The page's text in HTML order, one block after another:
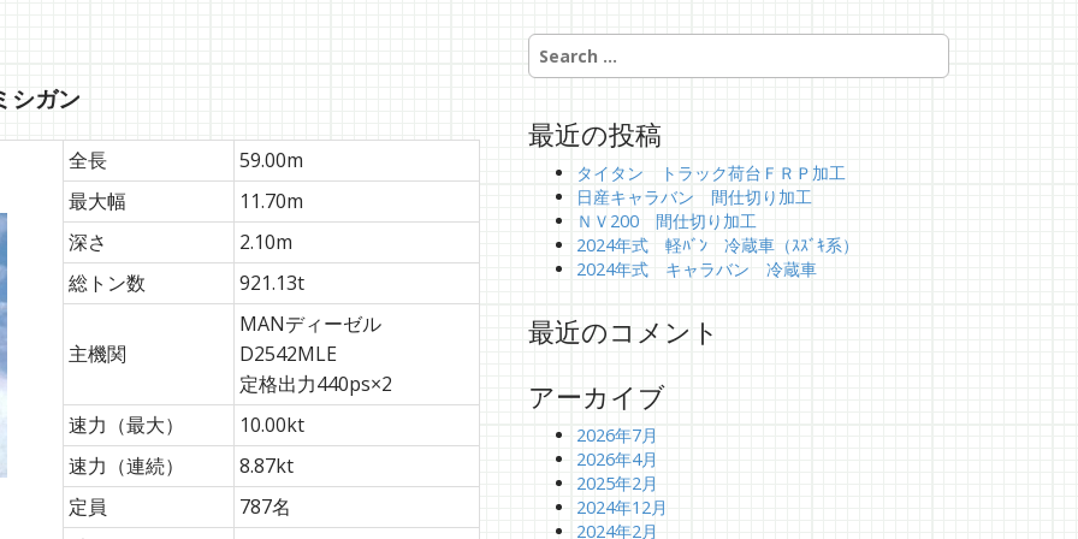
シガン
全長
59.00m
最大幅
11.70m
深さ
2.10m
総トン数
921.13t
主機関
MANディーゼル
D2542MLE
定格出力440ps×2
速力（最大）
10.00kt
速力（連続）
8.87kt
定員
787名
S
e
c
最近の投稿
タイタン トラック荷台ＦＲＰ加工
日産キャラバン 間仕切り加工
ＮＶ200 間仕切り加工
2024年式 軽ﾊﾞﾝ 冷蔵車（ｽｽﾞｷ系）
2024年式 キャラバン 冷蔵車
最近のコメント
アーカイブ
2026年7月
2026年4月
2025年2月
2024年12月
2024年2月